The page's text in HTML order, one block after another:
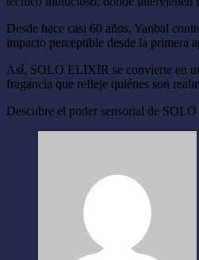
Desde hace casi 60 años, Yanbal
impacto perceptible desde la primera
Así, SOLO ELIXIR se convierte en
fragancia que refleje quiénes son
Descubre el poder sensorial de